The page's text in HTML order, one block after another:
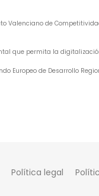
Valenciano de
que permita la
Europeo de Desarrollo
Política legal